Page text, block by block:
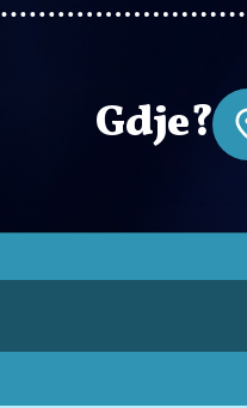
Gdje?